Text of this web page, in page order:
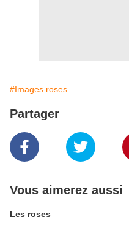
#Images roses
Partager
Vous aimerez aussi
Les roses